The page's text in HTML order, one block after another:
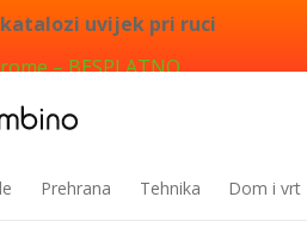
uvijek pri ruci
– BESPLATNO
Prehrana Tehnika Dom i vrt